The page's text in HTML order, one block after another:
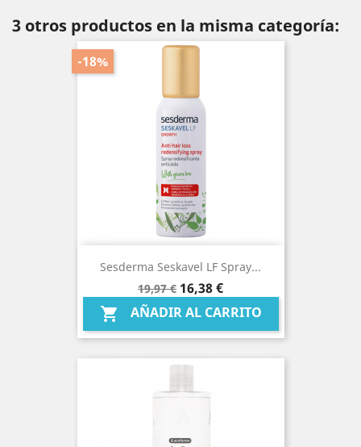
3 otros productos en la misma categoría:
Sesderma Seskavel LF Spray...
Precio
base
19,97 €
-18%
Precio
16,38 €
 AÑADIR AL CARRITO